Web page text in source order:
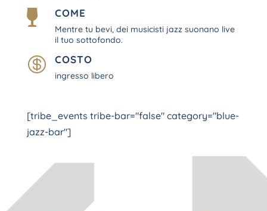
 COME
Mentre tu bevi, dei musicisti jazz suonano live
il tuo sottofondo.
 COSTO
ingresso libero
[tribe_events tribe-bar="false" category="blue-
jazz-bar"]